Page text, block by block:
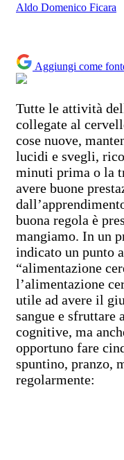
Aldo Domenico Ficara
Aggiungi come
Tutte le attività
collegate al
cose nuove,
lucidi e svegli,
minuti prima o la
avere buone
buona regola è
mangiamo. In un
indicato un punto
“alimentazione
l’alimentazione
utile ad avere il
sangue e sfruttare
cognitive, ma
opportuno fare
spuntino, pranzo,
regolarmente: